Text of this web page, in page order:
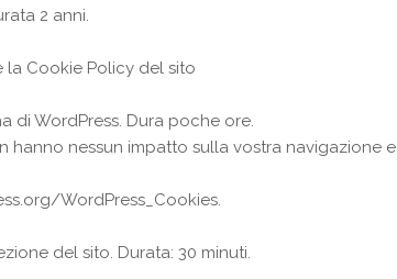
2 anni.
la Cookie Policy del sito
di WordPress. Dura poche ore.
hanno nessun impatto sulla vostra navigazione e
WordPress_Cookies.
del sito. Durata: 30 minuti.